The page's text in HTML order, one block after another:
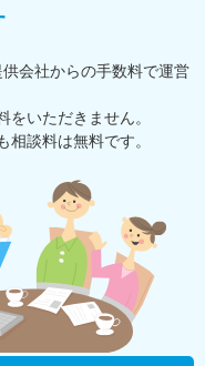
会社からの⼿数料で運営
いただきません。
相談料は無料です。